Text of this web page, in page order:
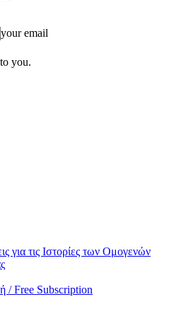
your email
you.
για τις Ιστορίες των Ομογενών
/ Free Subscription